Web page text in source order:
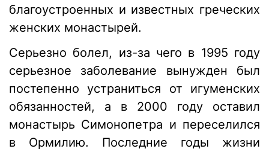
благоустроенных и известных греческих
женских монастырей.
Серьезно болел, из-за чего в 1995 году
серьезное заболевание вынужден был
постепенно устраниться от игуменских
обязанностей, а в 2000 году оставил
монастырь Симонопетра и переселился
в Ормилию. Последние годы жизни